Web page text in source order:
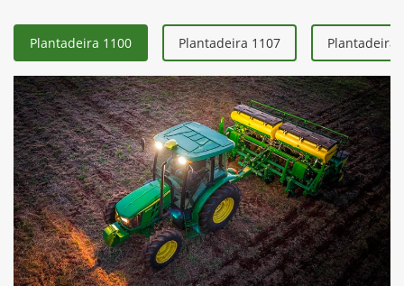
Plantadeira 1100 Plantadeira 1107 Plantadeira